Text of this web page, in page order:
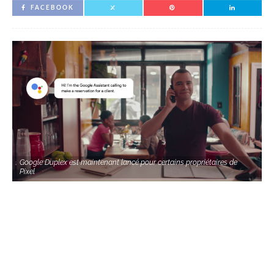
FACEBOOK
Google Duplex est maintenant lancé pour certains propriétaires de
Pixel